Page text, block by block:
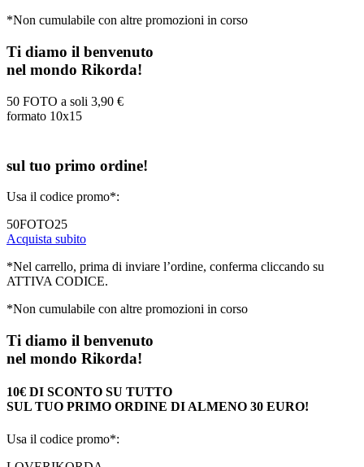
*Non cumulabile con altre promozioni in corso
Ti diamo il benvenuto
nel mondo Rikorda!
50 FOTO a soli 3,90 €
formato 10x15
sul tuo primo ordine!
Usa il codice promo*:
50FOTO25
Acquista subito
*Nel carrello, prima di inviare l’ordine, conferma cliccando su
ATTIVA CODICE.
*Non cumulabile con altre promozioni in corso
Ti diamo il benvenuto
nel mondo Rikorda!
10€ DI SCONTO SU TUTTO
SUL TUO PRIMO ORDINE DI ALMENO 30 EURO!
Usa il codice promo*: